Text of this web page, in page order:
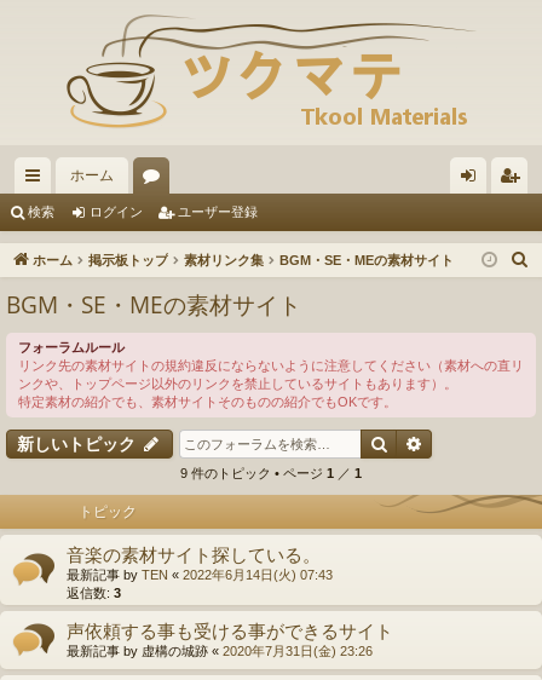
イ
ッ
ン
ク
ホーム
ー イ ザ
録
検索 ログイン ユーザー登録
ホーム 掲示板トップ 素材リンク集 BGM・SE・MEの素材サイト
BGM・SE・MEの素材サイト
フォーラムルール
リンク先の素材サイトの規約違反にならないように注意してください（素材への直リ
ンクや、トップページ以外のリンクを禁止しているサイトもあります）。
特定素材の紹介でも、素材サイトそのものの紹介でもOKです。
新しいトピック 検索
9 件のトピック • ページ 1 ／ 1
トピック
音楽の素材サイト探している。
最新記事 by TEN « 2022年6月14日(火) 07:43
返信数: 3
声依頼する事も受ける事ができるサイト
最新記事 by 虚構の城跡 « 2020年7月31日(金) 23:26